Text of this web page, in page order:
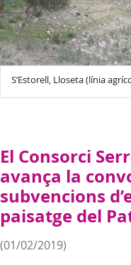
S’Estorell, Lloseta (línia
El Consorci
avança la
subvencions
paisatge del
(01/02/2019)